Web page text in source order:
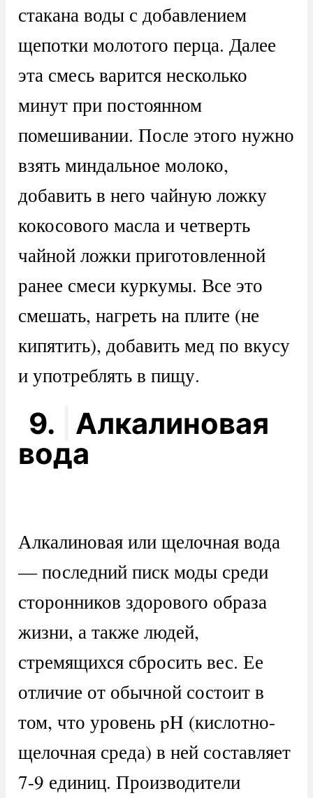
стакана воды с добавлением
щепотки молотого перца. Далее
эта смесь варится несколько
минут при постоянном
помешивании. После этого нужно
взять миндальное молоко,
добавить в него чайную ложку
кокосового масла и четверть
чайной ложки приготовленной
ранее смеси куркумы. Все это
смешать, нагреть на плите (не
кипятить), добавить мед по вкусу
и употреблять в пищу.
9.
Алкалиновая
вода
Алкалиновая или щелочная вода
— последний писк моды среди
сторонников здорового образа
жизни, а также людей,
стремящихся сбросить вес. Ее
отличие от обычной состоит в
том, что уровень pH (кислотно-
щелочная среда) в ней составляет
7-9 единиц. Производители